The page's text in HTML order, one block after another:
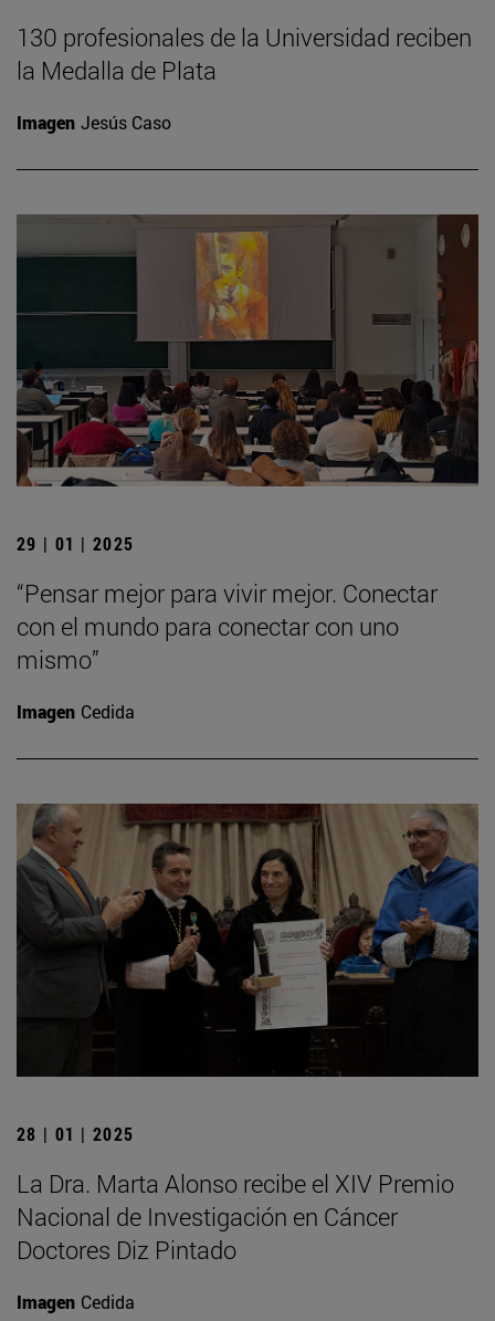
130 profesionales de la Universidad reciben
la Medalla de Plata
Imagen Jesús Caso
29 | 01 | 2025
“Pensar mejor para vivir mejor. Conectar
con el mundo para conectar con uno
mismo”
Imagen Cedida
28 | 01 | 2025
La Dra. Marta Alonso recibe el XIV Premio
Nacional de Investigación en Cáncer
Doctores Diz Pintado
Imagen Cedida